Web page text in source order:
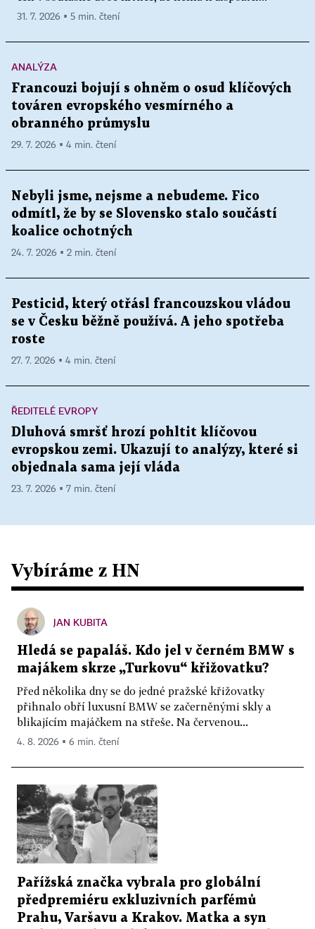
31. 7. 2026 ▪ 5 min. čtení
ANALÝZA
Francouzi bojují s ohněm o osud klíčových
továren evropského vesmírného a
obranného průmyslu
29. 7. 2026 ▪ 4 min. čtení
Nebyli jsme, nejsme a nebudeme. Fico
odmítl, že by se Slovensko stalo součástí
koalice ochotných
24. 7. 2026 ▪ 2 min. čtení
Pesticid, který otřásl francouzskou vládou
se v Česku běžně používá. A jeho spotřeba
roste
27. 7. 2026 ▪ 4 min. čtení
ŘEDITELÉ EVROPY
Dluhová smršť hrozí pohltit klíčovou
evropskou zemi. Ukazují to analýzy, které si
objednala sama její vláda
23. 7. 2026 ▪ 7 min. čtení
Vybíráme z HN
JAN KUBITA
Hledá se papaláš. Kdo jel v černém BMW s
majákem skrze „Turkovu“ křižovatku?
Před několika dny se do jedné pražské křižovatky
přihnalo obří luxusní BMW se začerněnými skly a
blikajícím majáčkem na střeše. Na červenou...
4. 8. 2026 ▪ 6 min. čtení
Pařížská značka vybrala pro globální
předpremiéru exkluzivních parfémů
Prahu, Varšavu a Krakov. Matka a syn